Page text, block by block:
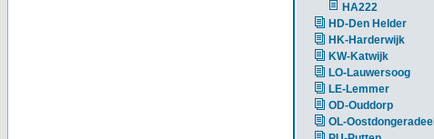
HA222
HD-Den Helder
HK-Harderwijk
KW-Katwijk
LO-Lauwersoog
LE-Lemmer
OD-Ouddorp
OL-Oostdongeradeel